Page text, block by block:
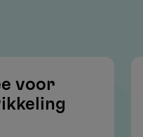
of literatuur
en
voor